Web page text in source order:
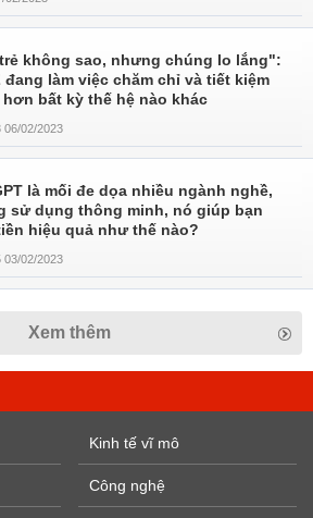
không sao, nhưng chúng lo lắng":
đang làm việc chăm chỉ và tiết kiệm
hơn bất kỳ thế hệ nào khác
06/02/2023
là mối đe dọa nhiều ngành nghề,
sử dụng thông minh, nó giúp bạn
hiệu quả như thế nào?
03/02/2023
Xem thêm
Kinh tế vĩ mô
Công nghệ